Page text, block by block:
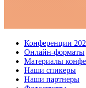
Конференции
Онлайн-форматы
Материалы
Наши спикеры
Наши партнеры